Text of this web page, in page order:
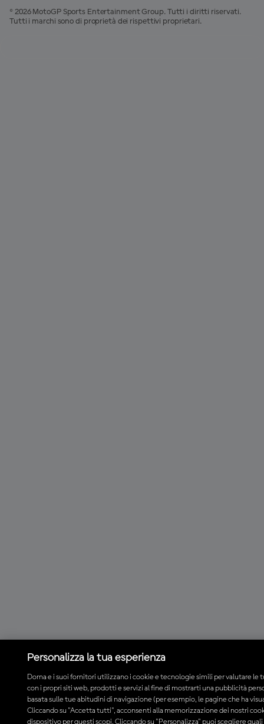
© 2026 MotoGP Sports Entertainment Group. Tutti i diritti riservati.
Tutti i marchi sono di proprietà dei rispettivi proprietari.
Personalizza la tua esperienza
Dorna e i suoi fornitori utilizzano i cookie e tecnologie simili per valutare le
con i propri siti web, prodotti e servizi al fine di mostrarti una pubblicità
basata sulle tue abitudini di navigazione (per esempio, le pagine che ha
Cliccando su "Accetta tutti", acconsenti alla memorizzazione dei nostri
dispositivo per questi scopi. Cliccando su "Personalizza" puoi scegliere